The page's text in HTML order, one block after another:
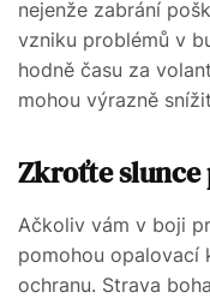
nejenže zabrání
vzniku problémů v
hodně času za
mohou výrazně
Zkroťte
Ačkoliv vám v boji
pomohou opalovací
ochranu. Strava